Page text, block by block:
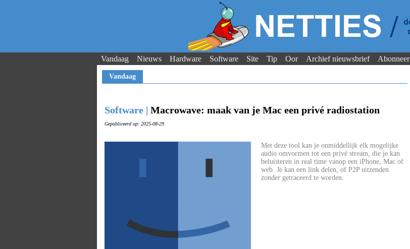
Vandaag Nieuws Hardware Software Site Tip Oor Archief nieuwsbrief Abonneer
Vandaag
Software | Macrowave: maak van je Mac een privé radiostation
Gepubliceerd op: 2025-08-29
Met deze tool kan je onmiddellijk elk mogelijke
audio omvormen tot een privé stream, die je kan
beluisteren in real time vanop een iPhone, Mac of
web. Je kan een link delen, of P2P uitzenden
zonder getraceerd te worden.